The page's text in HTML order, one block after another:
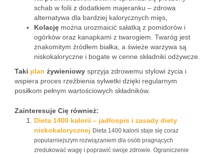
schab w folii z dodatkiem majeranku – zdrowa
alternatywa dla bardziej kalorycznych mięs,
Kolację można urozmaicić sałatką z pomidorów i
ogórków oraz kanapkami z twarogiem. Twaróg jest
znakomitym źródłem białka, a świeże warzywa są
niskokaloryczne i bogate w cenne składniki odżywcze.
Taki plan żywieniowy sprzyja zdrowemu stylowi życia i
wspiera proces rzeźbienia sylwetki dzięki regularnym
posiłkom pełnym wartościowych składników.
Zainteresuje Cię również:
Dieta 1400 kalorii – jadłospis i zasady diety
niskokalorycznej Dieta 1400 kalorii staje się coraz
popularniejszym rozwiązaniem dla osób pragnących
zredukować wagę i poprawić swoje zdrowie. Ograniczenie